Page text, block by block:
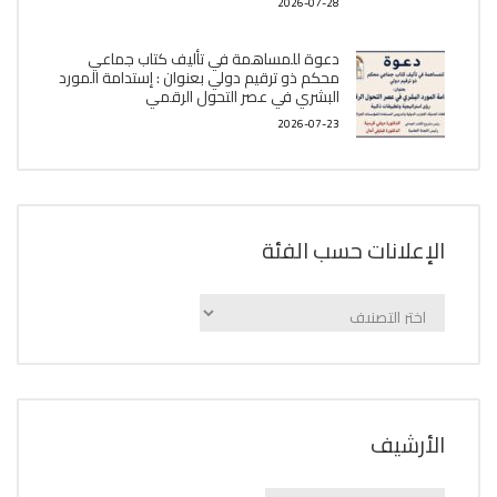
دعوة للمساهمة في تأليف كتاب جماعي
محكم ذو ترقيم دولي بعنوان : إستدامة المورد
البشري في عصر التحول الرقمي
2026-07-23
الإعلانات حسب الفئة
الإعلانات
اﻷرشيف